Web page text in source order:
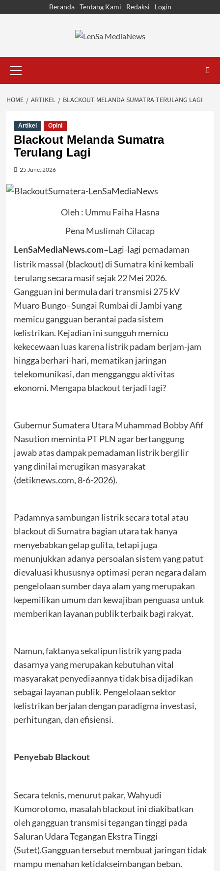
Beranda Tentang Kami Redaksi Login
Menu
HOME ARTIKEL BLACKOUT MELANDA SUMATRA TERULANG LAGI
Artikel Opini
Blackout Melanda Sumatra
Terulang Lagi
25 June, 2026
Oleh : Ummu Faiha Hasna
Pena Muslimah Cilacap
LenSaMediaNews.com–Lagi-lagi pemadaman
listrik massal (blackout) di Sumatra kini kembali
terulang secara masif sejak 22 Mei 2026.
Gangguan ini bermula dari transmisi 275 kV
Muaro Bungo–Sungai Rumbai di Jambi yang
memicu gangguan berantai pada sistem
kelistrikan. Kejadian ini sungguh memicu
kekecewaan luas karena listrik padam berjam-jam
hingga berhari-hari, mematikan jaringan
telekomunikasi, dan mengganggu aktivitas
ekonomi. Mengapa blackout terjadi lagi?
Gubernur Sumatera Utara Muhammad Bobby Afif
Nasution meminta PT PLN agar bertanggung
jawab atas dampak pemadaman listrik bergilir
yang dinilai merugikan masyarakat
(detiknews.com, 8-6-2026).
Padamnya sambungan listrik secara total atau
blackout di Sumatra bagian utara tak hanya
menyebabkan gelap gulita, tetapi juga
menunjukkan adanya persoalan sistem yang patut
dievaluasi khususnya optimasi peran negara dalam
pengelolaan sumber daya alam yang merupakan
kepemilikan umum dan kewajiban penguasa untuk
memberikan layanan publik terbaik bagi rakyat.
Namun, faktanya sekalipun listrik yang pada
dasarnya yang merupakan kebutuhan vital
masyarakat penyediaannya tidak bisa dijadikan
sebagai layanan publik. Pengelolaan sektor
kelistrikan berjalan dengan paradigma investasi,
perhitungan, dan efisiensi.
Penyebab Blackout
Secara teknis, menurut pakar, Wahyudi
Kumorotomo, masalah blackout ini diakibatkan
oleh gangguan transmisi tegangan tinggi pada
Saluran Udara Tegangan Ekstra Tinggi
(Sutet).Gangguan tersebut membuat jaringan tidak
mampu menahan ketidakseimbangan beban.